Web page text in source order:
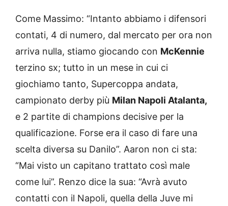
Come Massimo: “Intanto abbiamo i difensori
contati, 4 di numero, dal mercato per ora non
arriva nulla, stiamo giocando con McKennie
terzino sx; tutto in un mese in cui ci
giochiamo tanto, Supercoppa andata,
campionato derby più Milan Napoli Atalanta,
e 2 partite di champions decisive per la
qualificazione. Forse era il caso di fare una
scelta diversa su Danilo”. Aaron non ci sta:
“Mai visto un capitano trattato così male
come lui”. Renzo dice la sua: “Avrà avuto
contatti con il Napoli, quella della Juve mi